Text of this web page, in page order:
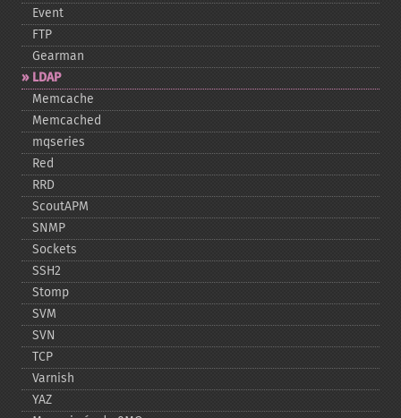
Event
FTP
Gearman
LDAP
Memcache
Memcached
mqseries
Red
RRD
ScoutAPM
SNMP
Sockets
SSH2
Stomp
SVM
SVN
TCP
Varnish
YAZ